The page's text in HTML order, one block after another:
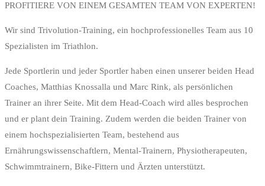
PROFITIERE VON EINEM GESAMTEN TEAM VON EXPERTEN!
Wir sind Trivolution-Training, ein hochprofessionelles Team aus 10
Spezialisten im Triathlon.
Jede Sportlerin und jeder Sportler haben einen unserer beiden Head
Coaches, Matthias Knossalla und Marc Rink, als persönlichen
Trainer an ihrer Seite. Mit dem Head-Coach wird alles besprochen
und er plant dein Training. Zudem werden die beiden Trainer von
einem hochspezialisierten Team, bestehend aus
Ernährungswissenschaftlern, Mental-Trainern, Physiotherapeuten,
Schwimmtrainern, Bike-Fittern und Ärzten unterstützt.